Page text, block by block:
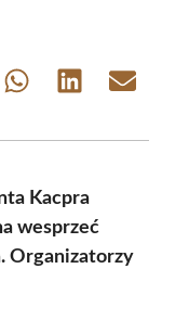
Share Share Share
Kacpra
wesprzeć
Organizatorzy